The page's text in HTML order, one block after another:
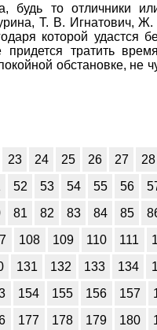
будь то отличники
Т. В. Игнатович,
которой удастся
тратить
обстановке, не
23 24 25 26 27 28
52 53 54 55 56
81 82 83 84 85
108 109 110 111
131 132 133 134
154 155 156 157
177 178 179 180